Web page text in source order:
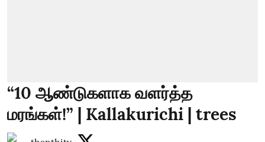
“10 ஆண்டுகளாக வளர்த்த
மரங்கள்!” | Kallakurichi | trees